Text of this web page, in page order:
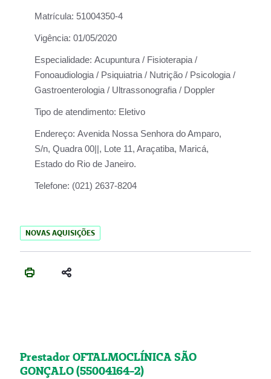
Matrícula: 51004350-4
Vigência: 01/05/2020
Especialidade: Acupuntura / Fisioterapia /
Fonoaudiologia / Psiquiatria / Nutrição / Psicologia /
Gastroenterologia / Ultrassonografia / Doppler
Tipo de atendimento: Eletivo
Endereço: Avenida Nossa Senhora do Amparo,
S/n, Quadra 00||, Lote 11, Araçatiba, Maricá,
Estado do Rio de Janeiro.
Telefone: (021) 2637-8204
NOVAS AQUISIÇÕES
Prestador OFTALMOCLÍNICA SÃO
GONÇALO (55004164-2)